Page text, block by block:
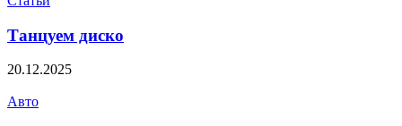
Танцуем диско
20.12.2025
Авто